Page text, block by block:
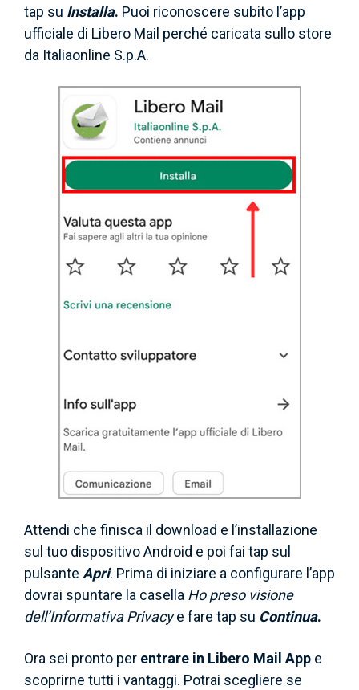
tap su Installa. Puoi riconoscere subito l’app
ufficiale di Libero Mail perché caricata sullo store
da Italiaonline S.p.A.
Attendi che finisca il download e l’installazione
sul tuo dispositivo Android e poi fai tap sul
pulsante Apri. Prima di iniziare a configurare l’app
dovrai spuntare la casella Ho preso visione
dell’Informativa Privacye fare tap su Continua.
Ora sei pronto per entrare in Libero Mail App e
scoprirne tutti i vantaggi. Potrai scegliere se